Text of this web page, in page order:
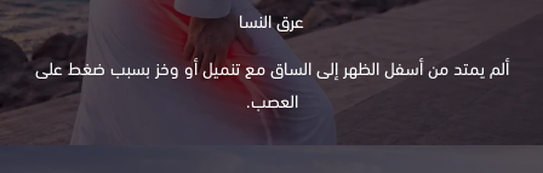
عرق النسا
ألم يمتد من أسفل الظهر إلى الساق مع تنميل أو وخز بسبب ضغط على
العصب.